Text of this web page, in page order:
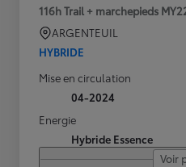
116h Trail + marchepieds
ARGENTEUIL
HYBRIDE
Mise en circulation
04-2024
Energie
Hybride Essence
Voir